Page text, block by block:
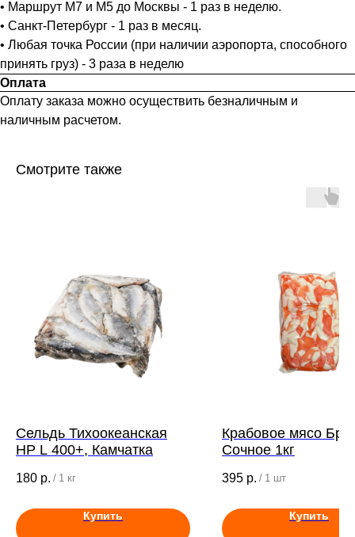
• Маршрут М7 и М5 до Москвы - 1 раз в неделю.
• Санкт-Петербург - 1 раз в месяц.
• Любая точка России (при наличии аэропорта, способного
принять груз) - 3 раза в неделю
Оплата
Оплату заказа можно осуществить безналичным и
наличным расчетом.
Смотрите также
Сельдь Тихоокеанская
НР L 400+, Камчатка
180 р. / 1 кг
Купить
Крабовое мясо
Сочное 1кг
395 р. / 1 шт
Купить